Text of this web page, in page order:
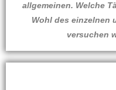
allgemeinen. Welche
Wohl des einzelnen
versuchen